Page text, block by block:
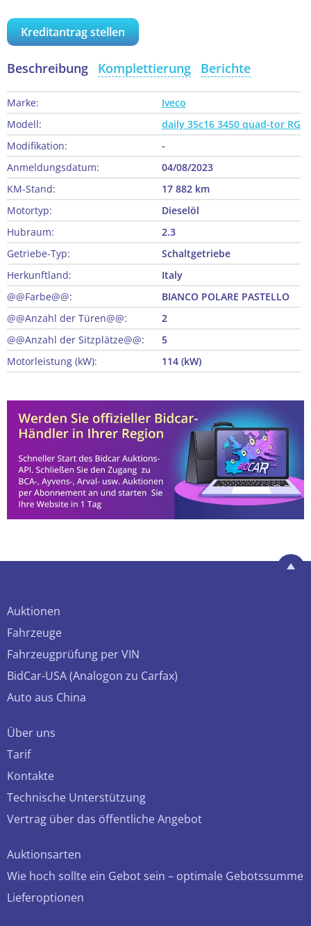
Kreditantrag stellen
Beschreibung Komplettierung Berichte
Marke:
Iveco
Modell:
daily 35c16 3450 quad-tor RG
Modifikation:
-
Anmeldungsdatum:
04/08/2023
KM-Stand:
17 882 km
Motortyp:
Dieselöl
Hubraum:
2.3
Getriebe-Typ:
Schaltgetriebe
Herkunftland:
Italy
@@Farbe@@:
BIANCO POLARE PASTELLO
@@Anzahl der Türen@@:
2
@@Anzahl der Sitzplätze@@:
5
Motorleistung (kW):
114 (kW)
Auktionen
Fahrzeuge
Fahrzeugprüfung per VIN
BidCar-USA (Analogon zu Carfax)
Auto aus China
Über uns
Tarif
Kontakte
Technische Unterstützung
Vertrag über das öffentliche Angebot
Auktionsarten
Wie hoch sollte ein Gebot sein – optimale Gebotssumme
Lieferoptionen